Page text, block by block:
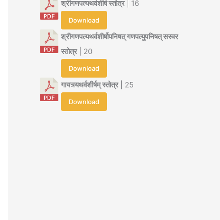
श्रीगणपत्यथर्वशीर्ष स्तोत्र| 16
Download
श्रीगणपत्यथर्वशीर्षोपनिषत् गणपत्युपनिषत् सस्वर
स्तोत्र| 20
Download
गायत्र्यथर्वशीर्षम् स्तोत्र| 25
Download